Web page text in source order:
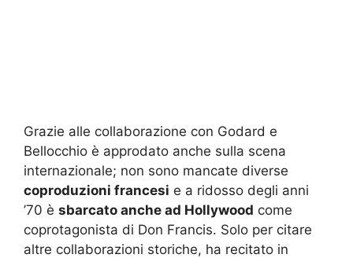
Grazie alle collaborazione con Godard e
Bellocchio è approdato anche sulla scena
internazionale; non sono mancate diverse
coproduzioni francesi e a ridosso degli anni
’70 è sbarcato anche ad Hollywood come
coprotagonista di Don Francis. Solo per citare
altre collaborazioni storiche, ha recitato in